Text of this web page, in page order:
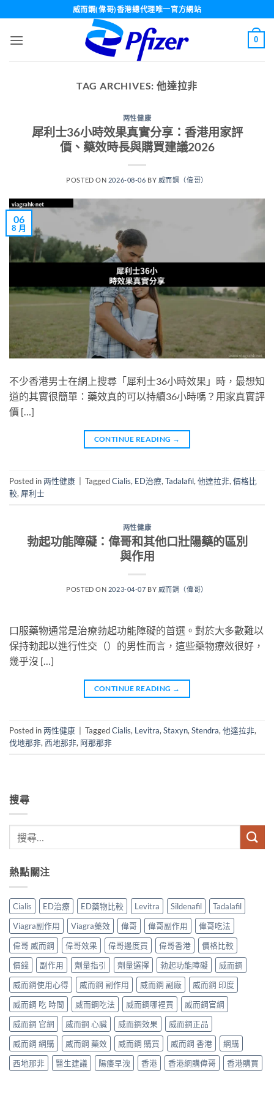
to
content
威而鋼(偉哥)香港總代理唯一官方網站
0
TAG ARCHIVES: 他達拉非
两性健康
犀利士36小時效果真實分享：香港用家評
價、藥效時長與購買建議2026
POSTED ON 2026-08-06 BY 威而鋼（偉哥）
06
8 月
不少香港男士在網上搜尋「犀利士36小時效果」時，最想知
道的其實很簡單：藥效真的可以持續36小時嗎？用家真實評
價 […]
CONTINUE READING →
Posted in两性健康 TaggedCialis, ED治療,Tadalafil,他達拉非,價格比
較, 犀利士
两性健康
勃起功能障礙：偉哥和其他口壯陽藥的區別
與作用
POSTED ON 2023-04-07 BY 威而鋼（偉哥）
口服藥物通常是治療勃起功能障礙的首選。對於大多數難以
保持勃起以進行性交（）的男性而言，這些藥物療效很好，
幾乎沒 […]
CONTINUE READING →
Posted in两性健康 TaggedCialis, Levitra, Staxyn, Stendra, 他達拉非,
伐地那非, 西地那非, 阿那那非
搜尋
熱點關注
Cialis ED治療 ED藥物比較 Levitra Sildenafil
Tadalafil
Viagra副作用
Viagra藥效 偉哥 偉哥副作用
偉哥吃法
偉哥 威而鋼
偉哥效果 偉哥邊度買 偉哥香港
價格比較
價錢
副作用 劑量指引 劑量選擇 勃起功能障礙
威而鋼
威而鋼使用心得
威而鋼 副作用 威而鋼 副廠
威而鋼 印度
威而鋼 吃 時間
威而鋼吃法 威而鋼哪裡買
威而鋼官網
威而鋼 官網
威而鋼 心臟 威而鋼效果
威而鋼正品
威而鋼 網購
威而鋼 藥效 威而鋼 購買 威而鋼 香港
網購
西地那非
醫生建議 陽痿早洩 香港 香港網購偉哥 香港購買